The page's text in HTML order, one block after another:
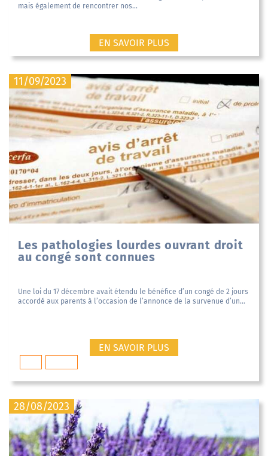
mais également de rencontrer nos...
EN SAVOIR PLUS
11/09/2023
Les pathologies lourdes ouvrant droit
au congé sont connues
Une loi du 17 décembre avait étendu le bénéfice d’un congé de 2 jours
accordé aux parents à l’occasion de l’annonce de la survenue d’un...
EN SAVOIR PLUS
28/08/2023